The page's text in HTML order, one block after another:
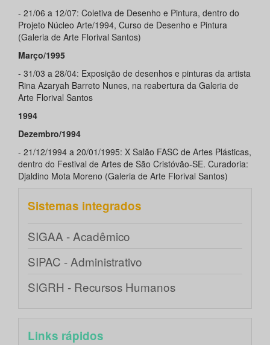
- 21/06 a 12/07: Coletiva de Desenho e Pintura, dentro do
Projeto Núcleo Arte/1994, Curso de Desenho e Pintura
(Galeria de Arte Florival Santos)
Março/1995
- 31/03 a 28/04: Exposição de desenhos e pinturas da artista
Rina Azaryah Barreto Nunes, na reabertura da Galeria de
Arte Florival Santos
1994
Dezembro/1994
- 21/12/1994 a 20/01/1995: X Salão FASC de Artes Plásticas,
dentro do Festival de Artes de São Cristóvão-SE. Curadoria:
Djaldino Mota Moreno (Galeria de Arte Florival Santos)
Sistemas integrados
SIGAA - Acadêmico
SIPAC - Administrativo
SIGRH - Recursos Humanos
Links rápidos